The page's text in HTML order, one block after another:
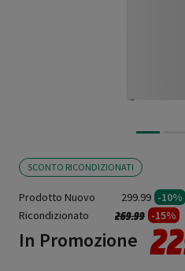
SCONTO RICONDIZIONATI
Prodotto Nuovo 299.99 -10%
Ricondizionato
Prezzo ridotto
269.99a -15%
In Promozione